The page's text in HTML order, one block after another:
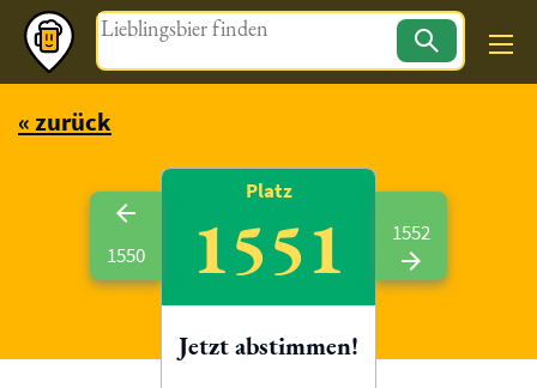
Magazin
« zurück
1550
Platz
1551
Jetzt abstimmen!
1552